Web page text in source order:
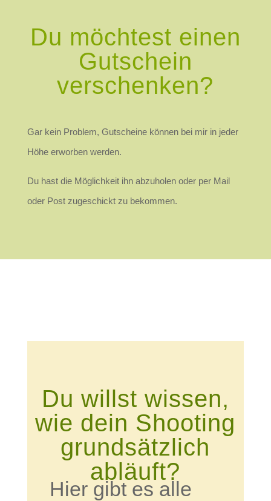
Du möchtest einen
Gutschein
verschenken?
Gar kein Problem, Gutscheine können bei mir in jeder
Höhe erworben werden.
Du hast die Möglichkeit ihn abzuholen oder per Mail
oder Post zugeschickt zu bekommen.
Du willst wissen,
wie dein Shooting
grundsätzlich
abläuft?
Hier gibt es alle